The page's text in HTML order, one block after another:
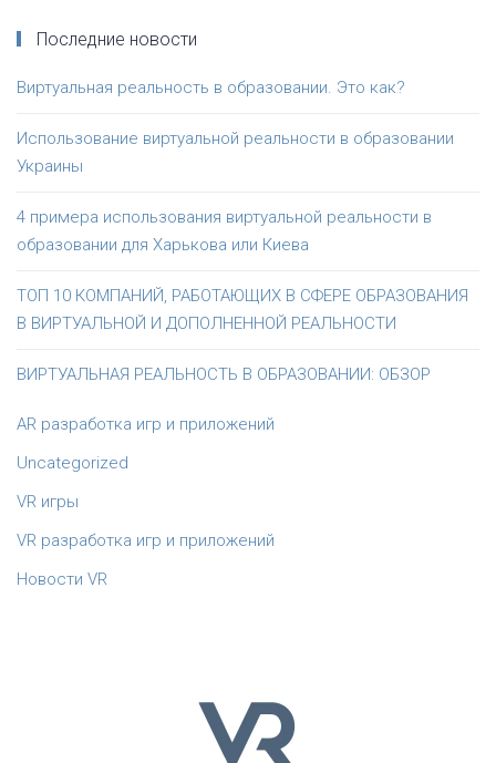
Последние новости
Виртуальная реальность в образовании. Это как?
Использование виртуальной реальности в образовании
Украины
4 примера использования виртуальной реальности в
образовании для Харькова или Киева
ТОП 10 КОМПАНИЙ, РАБОТАЮЩИХ В СФЕРЕ ОБРАЗОВАНИЯ
В ВИРТУАЛЬНОЙ И ДОПОЛНЕННОЙ РЕАЛЬНОСТИ
ВИРТУАЛЬНАЯ РЕАЛЬНОСТЬ В ОБРАЗОВАНИИ: ОБЗОР
AR разработка игр и приложений
Uncategorized
VR игры
VR разработка игр и приложений
Новости VR